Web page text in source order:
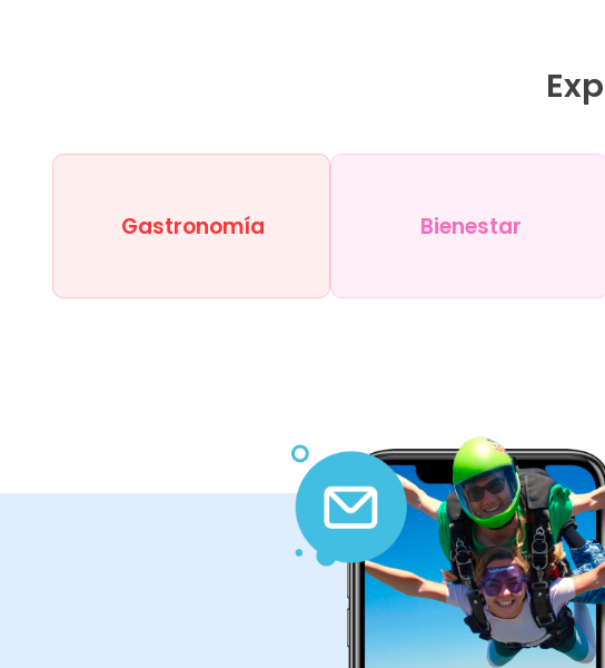
Gastronomía Bienestar